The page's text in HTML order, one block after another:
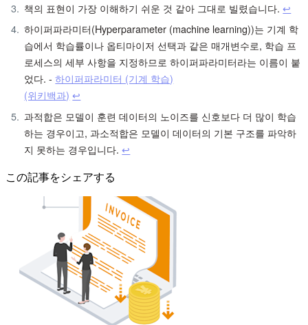
책의 표현이 가장 이해하기 쉬운 것 같아 그대로 빌렸습니다.↩︎
하이퍼파라미터(Hyperparameter (machine learning))는 기계 학
습에서 학습률이나 옵티마이저 선택과 같은 매개변수로, 학습 프
로세스의 세부 사항을 지정하므로 하이퍼파라미터라는 이름이 붙
었다. -하이퍼파라미터 (기계 학습)
(위키백과) ↩︎
과적합은 모델이 훈련 데이터의 노이즈를 신호보다 더 많이 학습
하는 경우이고, 과소적합은 모델이 데이터의 기본 구조를 파악하
지 못하는 경우입니다.↩︎
この記事をシェアする